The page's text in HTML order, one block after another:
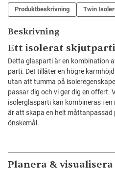
Produktbeskrivning Twin
Beskrivning
Ett isolerat
Detta glasparti är en kombination
parti. Det tillåter en högre
utan att tumma på
passar dig och vi ger dig en offert.
isolerglasparti kan kombineras i
är att skapa en helt måttanpassad
önskemål.
Planera &